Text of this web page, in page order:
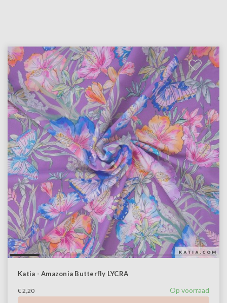
Katia - Amazonia Butterfly LYCRA
€ 2,20 Op voorraad